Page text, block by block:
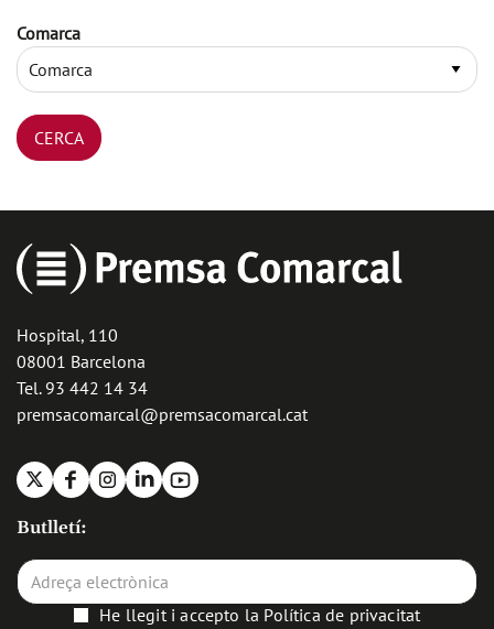
Comarca
Hospital, 110
08001 Barcelona
Tel. 93 442 14 34
premsacomarcal@premsacomarcal.cat
X FacebookInstagram
LinkedinYoutube
Butlletí:
He llegit i accepto la Política de privacitat